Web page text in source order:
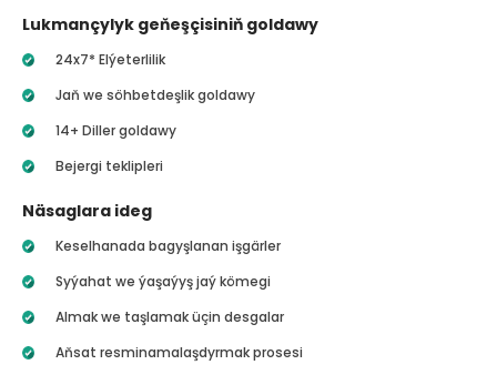
Lukmançylyk geňeşçisiniň goldawy
24x7* Elýeterlilik
Jaň we söhbetdeşlik goldawy
14+ Diller goldawy
Bejergi teklipleri
Näsaglara ideg
Keselhanada bagyşlanan işgärler
Syýahat we ýaşaýyş jaý kömegi
Almak we taşlamak üçin desgalar
Aňsat resminamalaşdyrmak prosesi